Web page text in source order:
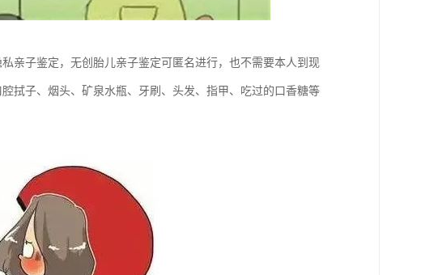
亲子鉴定，无创胎儿亲子鉴定可匿名进行，也不需要本人到现
拭子、烟头、矿泉水瓶、牙刷、头发、指甲、吃过的口香糖等